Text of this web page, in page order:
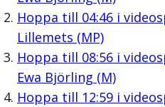
Hoppa till 04:46i
Lillemets (MP)
Hoppa till 08:56i
Ewa Björling (M)
Hoppa till 12:59i